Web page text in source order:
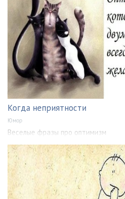
Когда неприятности
Юмор
Веселые фразы про оптимизм